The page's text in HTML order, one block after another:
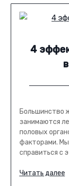
4
Большинство
занимаются
половых
факторами. Мы
справиться с
Читать далее